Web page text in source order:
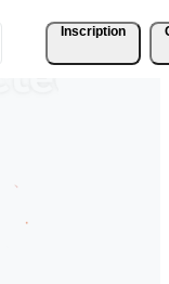
Inscription